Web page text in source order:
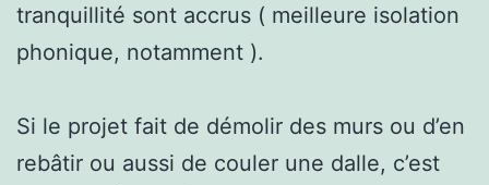
tranquillité sont accrus ( meilleure isolation
phonique, notamment ).
Si le projet fait de démolir des murs ou d’en
rebâtir ou aussi de couler une dalle, c’est